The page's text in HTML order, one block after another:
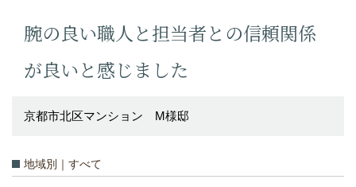
腕の良い職人と担当者との信頼関係
が良いと感じました
京都市北区マンション M様邸
地域別｜すべて